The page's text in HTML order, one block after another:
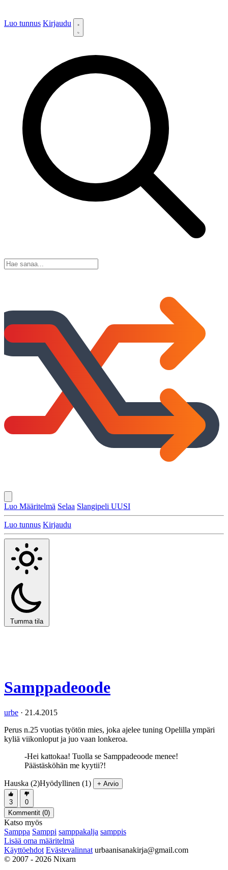
Luo tunnus Kirjaudu
Luo Määritelmä Selaa Slangipeli UUSI
Luo tunnus Kirjaudu
Tumma tila
Samppadeoode
urbe · 21.4.2015
Perus n.25 vuotias työtön mies, joka ajelee tuning Opelilla ympäri
kyliä viikonloput ja juo vaan lonkeroa.
-Hei kattokaa! Tuolla se Samppadeoode menee!
Päästäsköhän me kyytii?!
Hauska (2)Hyödyllinen (1) + Arvio
3
0
Kommentit (0)
Katso myös
Samppa Samppi samppakalja samppis
Lisää oma määritelmä
Käyttöehdot Evästevalinnat urbaanisanakirja@gmail.com
© 2007 - 2026 Nixarn